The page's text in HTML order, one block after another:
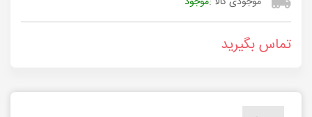
تماس بگیرید